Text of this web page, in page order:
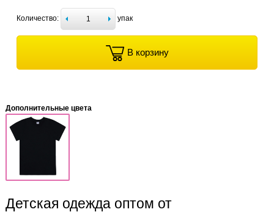
Количество: упак
В корзину
Дополнительные цвета
Детская одежда оптом от